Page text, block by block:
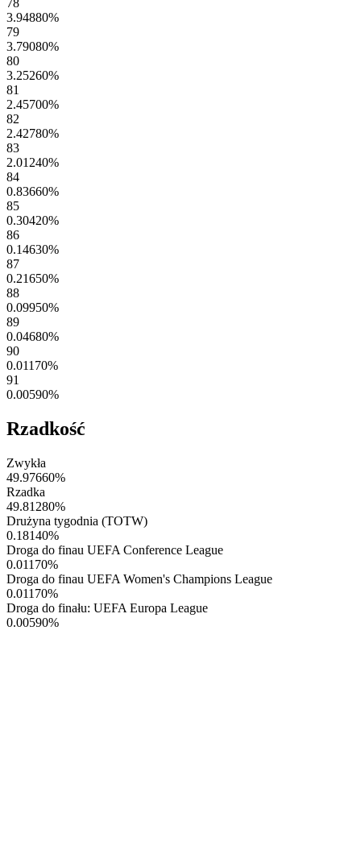
3.94880%
79
3.79080%
80
3.25260%
81
2.45700%
82
2.42780%
83
2.01240%
84
0.83660%
85
0.30420%
86
0.14630%
87
0.21650%
88
0.09950%
89
0.04680%
90
0.01170%
91
0.00590%
Rzadkość
Zwykła
49.97660%
Rzadka
49.81280%
Drużyna tygodnia (TOTW)
0.18140%
Droga do finau UEFA Conference League
0.01170%
Droga do finau UEFA Women's Champions League
0.01170%
Droga do finału: UEFA Europa League
0.00590%